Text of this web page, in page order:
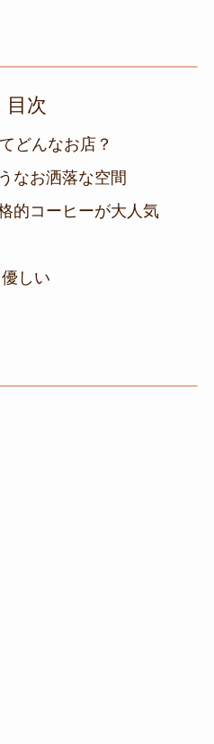
目次
どんなお店？
なお洒落な空間
的コーヒーが大人気
しい